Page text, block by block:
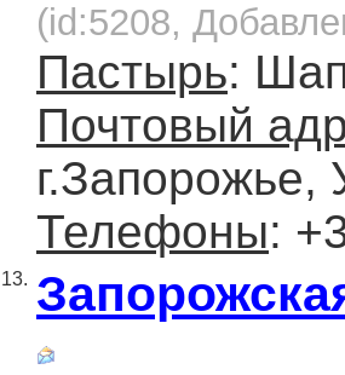
(id:5208,
Пастырь:
Почтовый
г.Запорожье,
Телефоны:
13.